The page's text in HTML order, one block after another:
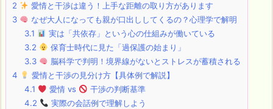
2
愛情と干渉は違う！上手な距離の取り方があります
3
なぜ大人になっても親が口出ししてくるの？心理学で解明
3.1
実は「共依存」という心の仕組みが働いている
3.2
保育士時代に見た「過保護の始まり」
3.3
脳科学で判明！境界線がないとストレスが蓄積される
4
愛情と干渉の見分け方【具体例で解説】
4.1
愛情 vs
干渉の判断基準
4.2
実際の会話例で理解しよう